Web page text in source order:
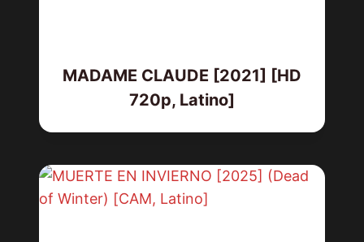
MADAME CLAUDE [2021] [HD
720p, Latino]